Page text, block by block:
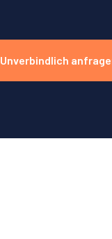
Unverbindlich